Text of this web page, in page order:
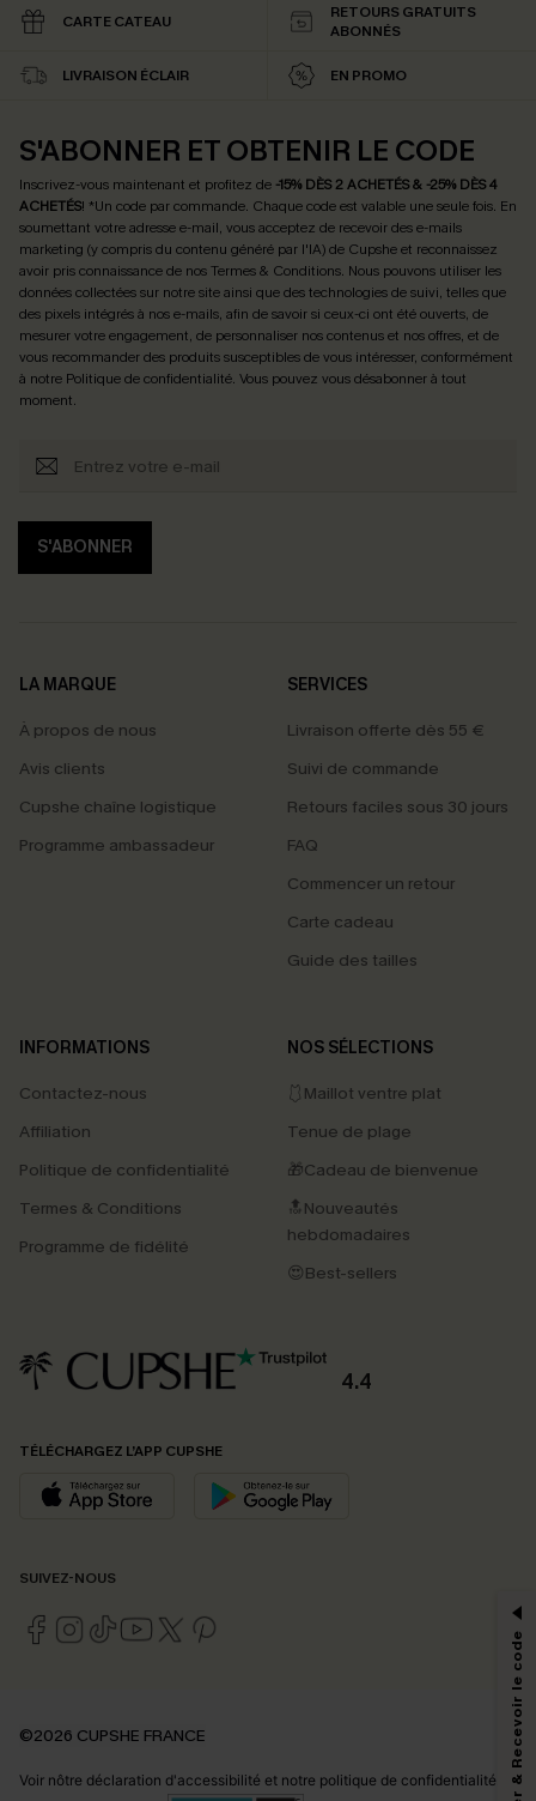
CARTE CATEAU
RETOURS GRATUITS
ABONNÉS
LIVRAISON ÉCLAIR EN PROMO
S'ABONNER ET OBTENIR LE CODE
Inscrivez-vous maintenant et profitez de -15% DÈS 2 ACHETÉS & -25% DÈS 4
ACHETÉS! *Un code par commande. Chaque code est valable une seule fois. En
soumettant votre adresse e-mail, vous acceptez de recevoir des e-mails
marketing (y compris du contenu généré par l'IA) de Cupshe et reconnaissez
avoir pris connaissance de nosTermes & Conditions. Nous pouvons utiliser les
données collectées sur notre site ainsi que des technologies de suivi, telles que
des pixels intégrés à nos e-mails, afin de savoir si ceux-ci ont été ouverts, de
mesurer votre engagement, de personnaliser nos contenus et nos offres, et de
vous recommander des produits susceptibles de vous intéresser, conformément
à notre Politique de confidentialité. Vous pouvez vous désabonner à tout
moment.
S'ABONNER
LA MARQUE
À propos de nous
Avis clients
Cupshe chaîne logistique
Programme ambassadeur
SERVICES
Livraison offerte dès 55 €
Suivi de commande
Retours faciles sous 30 jours
FAQ
Commencer un retour
Carte cadeau
Guide des tailles
INFORMATIONS
Contactez-nous
Affiliation
Politique de confidentialité
Termes & Conditions
Programme de fidélité
NOS SÉLECTIONS
🩱Maillot ventre plat
Tenue de plage
🎁Cadeau de bienvenue
🔝Nouveautés
hebdomadaires
😍Best-sellers
4.4
TÉLÉCHARGEZ L’APP CUPSHE
SUIVEZ-NOUS
©2026 CUPSHE FRANCE
Voir nôtre déclaration d'accessibilité et notre politique de confidentialité.
*Un code par commande, valable une seule fois.
marketing (y compris du contenu généré par l'IA) de Cupshe et
pouvons utiliser les données collectées sur notre site ainsi que des
S'abonner & Recevoir le code